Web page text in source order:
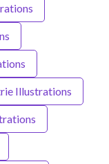
Illustrations